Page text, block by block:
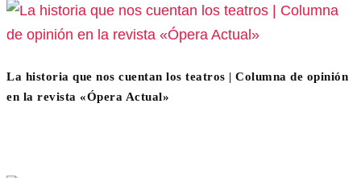
La historia que nos cuentan los teatros | Columna de opinión
en la revista «Ópera Actual»